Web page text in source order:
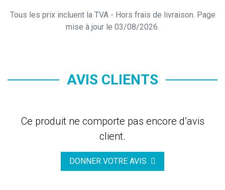
Tous les prix incluent la TVA - Hors frais de livraison. Page
mise à jour le 03/08/2026.
AVIS CLIENTS
Ce produit ne comporte pas encore d’avis
client.
DONNER VOTRE AVIS